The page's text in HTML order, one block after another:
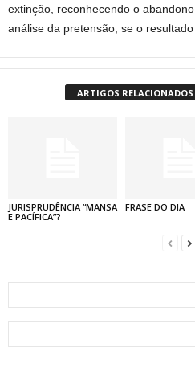
extinção, reconhecendo o
análise da pretensão, se o
ARTIGOS RELACIONADOS
JURISPRUDÊNCIA “MANSA
E PACÍFICA”?
FRASE DO DIA